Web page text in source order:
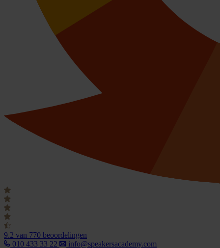
9.2 van 770 beoordelingen
010 433 33 22
info@speakersacademy.com